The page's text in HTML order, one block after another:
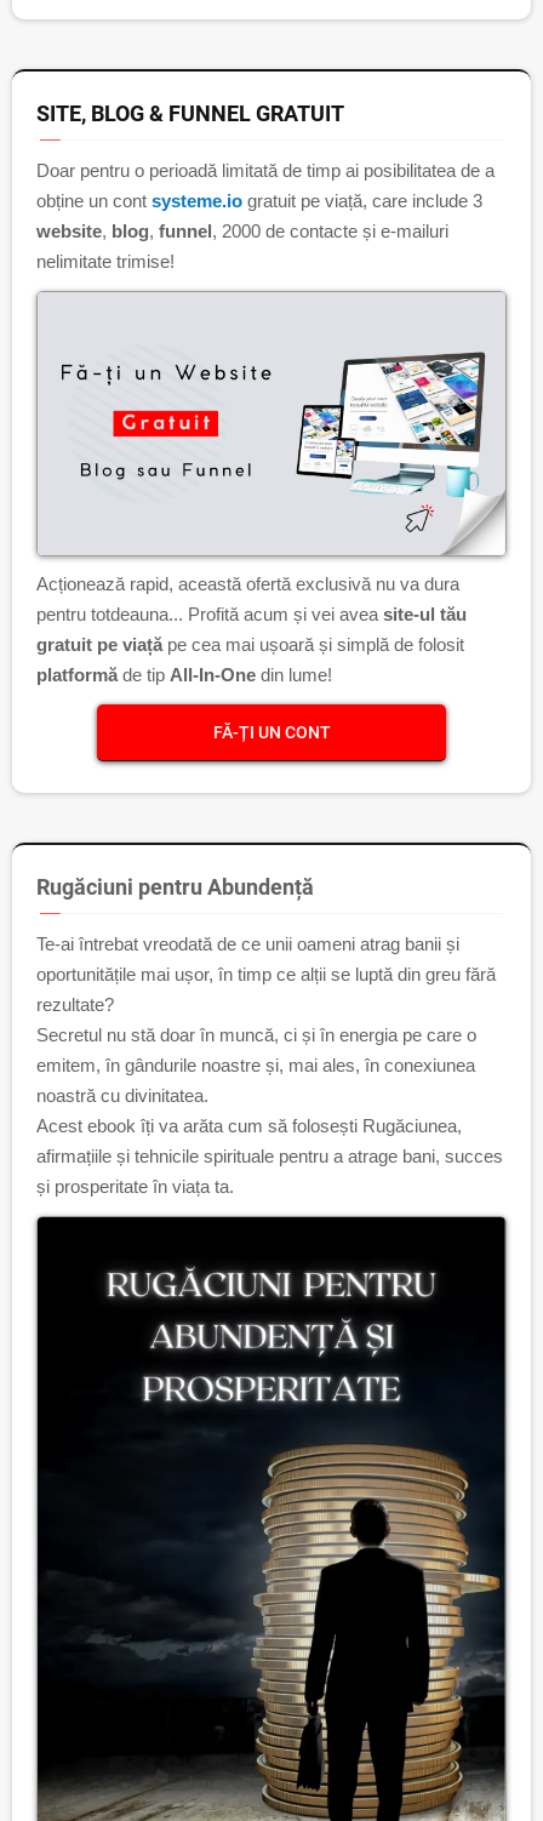
SITE, BLOG & FUNNEL GRATUIT
Doar pentru o perioadă limitată de timp ai posibilitatea de a
obține un cont systeme.io gratuit pe viață, care include 3
website, blog, funnel, 2000 de contacte și e-mailuri
nelimitate trimise!
Acționează rapid, această ofertă exclusivă nu va dura
pentru totdeauna... Profită acum și vei aveasite-ul tău
gratuit pe viațăpe cea mai ușoară și simplă de folosit
platformăde tip All-In-One din lume!
FĂ-ȚI UN CONT
Rugăciuni pentru Abundență
Te-ai întrebat vreodată de ce unii oameni atrag banii și
oportunitățile mai ușor, în timp ce alții se luptă din greu fără
rezultate?
Secretul nu stă doar în muncă, ci și în energia pe care o
emitem, în gândurile noastre și, mai ales, în conexiunea
noastră cu divinitatea.
Acest ebook îți va arăta cum să folosești Rugăciunea,
afirmațiile și tehnicile spirituale pentru a atrage bani, succes
și prosperitate în viața ta.